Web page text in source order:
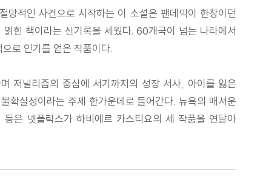
망적인 사건으로 시작하는 이 소설은 팬데믹이 한창이던
힌 책이라는 신기록을 세웠다. 60개국이 넘는 나라에서
로 인기를 얻은 작품이다.
저널리즘의 중심에 서기까지의 성장 서사, 아이를 잃은
확실성이라는 주제 한가운데로 들어간다. 뉴욕의 매서운
은 넷플릭스가 하비에르 카스티요의 세 작품을 연달아